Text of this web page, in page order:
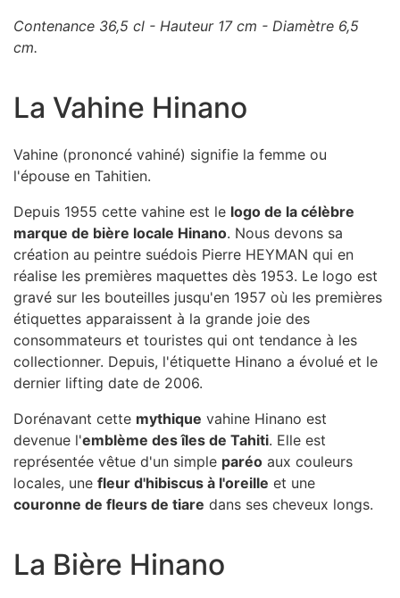
Contenance 36,5 cl - Hauteur 17 cm - Diamètre 6,5
cm.
La Vahine Hinano
Vahine (prononcé vahiné) signifie la femme ou
l'épouse en Tahitien.
Depuis 1955 cette vahine est le logo de la célèbre
marque de bière locale Hinano. Nous devons sa
création au peintre suédois Pierre HEYMAN qui en
réalise les premières maquettes dès 1953. Le logo est
gravé sur les bouteilles jusqu'en 1957 où les premières
étiquettes apparaissent à la grande joie des
consommateurs et touristes qui ont tendance à les
collectionner. Depuis, l'étiquette Hinano a évolué et le
dernier lifting date de 2006.
Dorénavant cette mythique vahine Hinano est
devenue l'emblème des îles de Tahiti. Elle est
représentée vêtue d'un simple paréo aux couleurs
locales, une fleur d'hibiscus à l'oreille et une
couronne de fleurs de tiare dans ses cheveux longs.
La Bière Hinano